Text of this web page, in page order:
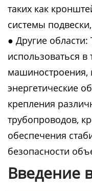
таких как
системы
● Другие
использоваться в
машиностроения,
энергетические
крепления
трубопроводов,
обеспечения
безопасности
Введение